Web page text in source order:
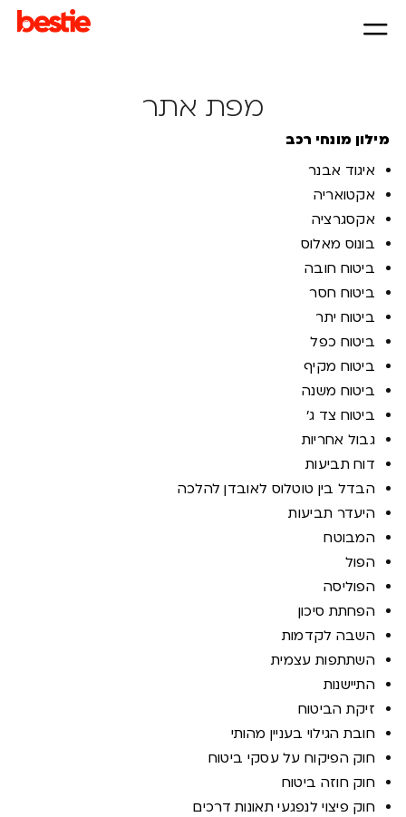
מפת אתר
מילון מונחי רכב
איגוד אבנר
אקטואריה
אקסגרציה
בונוס מאלוס
ביטוח חובה
ביטוח חסר
ביטוח יתר
ביטוח כפל
ביטוח מקיף
ביטוח משנה
ביטוח צד ג'
גבול אחריות
דוח תביעות
הבדל בין טוטלוס לאובדן להלכה
היעדר תביעות
המבוטח
הפול
הפוליסה
הפחתת סיכון
השבה לקדמות
השתתפות עצמית
התיישנות
זיקת הביטוח
חובת הגילוי בעניין מהותי
חוק הפיקוח על עסקי ביטוח
חוק חוזה ביטוח
חוק פיצוי לנפגעי תאונות דרכים